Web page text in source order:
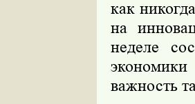
как
на
неделе
важность